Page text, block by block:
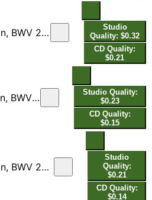
erfüllet würde (Live)
Studio
Quality: $0.32
CD Quality:
$0.21
gescheh (Live)
Studio Quality:
$0.23
CD Quality:
$0.15
der Oberhauptmann (Live)
Studio
Quality:
$0.21
CD Quality:
$0.14